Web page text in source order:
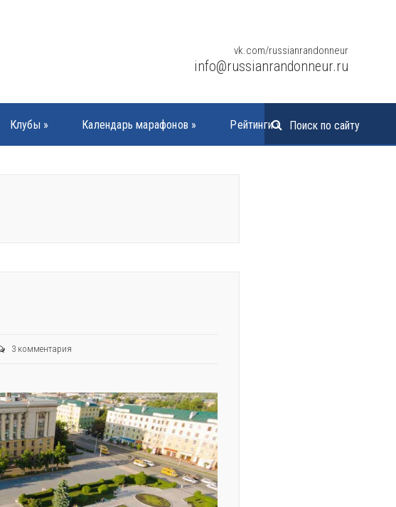
vk.com/russianrandonneur
info@russianrandonneur.ru
Клубы » Календарь марафонов » Рейтинги»
3 комментария